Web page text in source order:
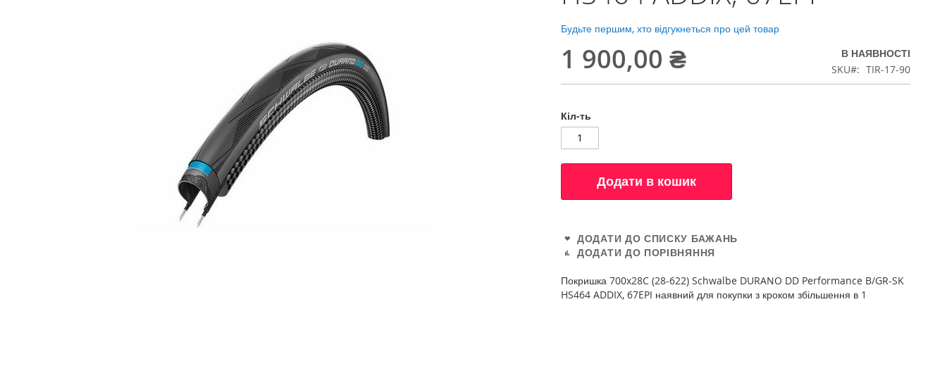
Будьте першим, хто відгукнеться про цей товар
1 900,00 ₴
В НАЯВНОСТІ
SKU
TIR-17-90
Кіл-ть
Додати в кошик
ДОДАТИ ДО СПИСКУ БАЖАНЬ
ДОДАТИ ДО ПОРІВНЯННЯ
Покришка 700x28C (28-622) Schwalbe DURANO DD Performance B/GR-SK
HS464 ADDIX, 67EPI наявний для покупки з кроком збільшення в 1